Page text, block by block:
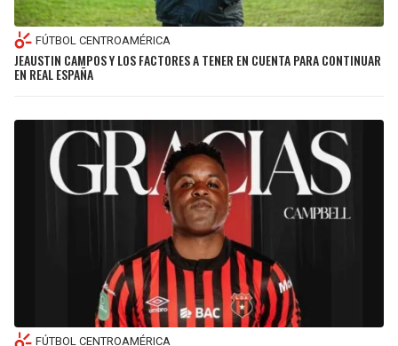
FÚTBOL CENTROAMÉRICA
JEAUSTIN CAMPOS Y LOS FACTORES A TENER EN CUENTA PARA CONTINUAR
EN REAL ESPAÑA
FÚTBOL CENTROAMÉRICA